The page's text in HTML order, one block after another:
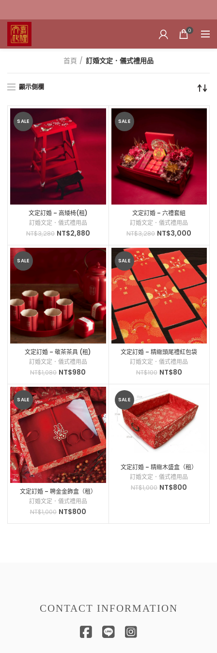
0
首頁 訂婚文定．儀式禮用品
顯示側欄
SALE
文定訂婚 – 高矮椅(租)
訂婚文定．儀式禮用品
NT$3,280 NT$2,880
SALE
文定訂婚 – 六禮套組
訂婚文定．儀式禮用品
NT$3,280 NT$3,000
SALE
文定訂婚 – 敬茶茶具 (租)
訂婚文定．儀式禮用品
NT$1,080 NT$980
SALE
文定訂婚 – 精緻頭尾禮紅包袋
（６入）
訂婚文定．儀式禮用品
NT$100 NT$80
SALE
文定訂婚 – 聘金金飾盒（租）
訂婚文定．儀式禮用品
NT$1,000 NT$800
SALE
文定訂婚 – 精緻木盛盒（租）
訂婚文定．儀式禮用品
NT$1,000 NT$800
CONTACT INFORMATION